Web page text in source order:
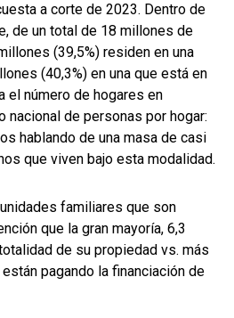
a corte de 2023. Dentro de
de un total de 18 millones de
(39,5%) residen en una
(40,3%) en una que está en
el número de hogares en
nacional de personas por hogar:
hablando de una masa de casi
que viven bajo esta modalidad.
familiares que son
que la gran mayoría, 6,3
de su propiedad vs. más
pagando la financiación de